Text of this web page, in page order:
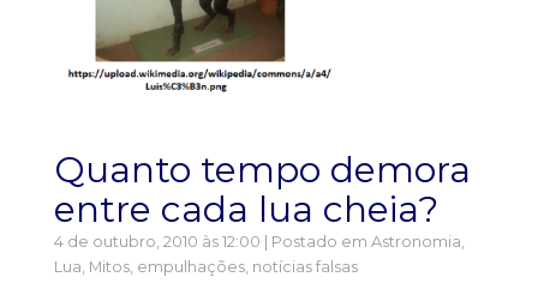
Quanto tempo demora
entre cada lua cheia?
4 de outubro, 2010 às 12:00 | Postado em Astronomia
Lua Mitos, empulhações, notícias falsas